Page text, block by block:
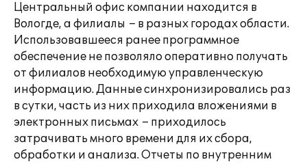
Центральный офис компании находится в
Вологде, а филиалы – в разных городах области.
Использовавшееся ранее программное
обеспечение не позволяло оперативно получать
от филиалов необходимую управленческую
информацию. Данные синхронизировались раз
в сутки, часть из них приходила вложениями в
электронных письмах – приходилось
затрачивать много времени для их сбора,
обработки и анализа. Отчеты по внутренним